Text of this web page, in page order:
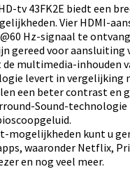
tv 43FK2E biedt een
Vier HDMI-
Hz-signaal te
gereed voor aansluiting
multimedia-inhouden
levert in vergelijking
een beter contrast en
Sound-
mogelijkheden kunt u
waaronder Netflix,
en nog veel meer.